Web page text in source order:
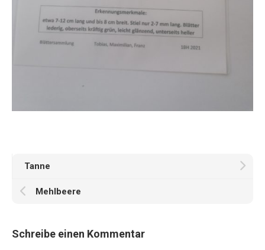
Tanne
Mehlbeere
Schreibe einen Kommentar